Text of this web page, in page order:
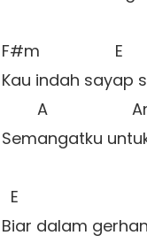
F#m                 E
Kau indah sayap
A
Semangatku
  E
Biar dalam